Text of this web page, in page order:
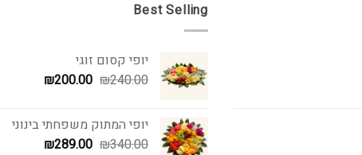
Best Selling
יופי קסום זוגי
₪240.00
המחיר
₪240.00.
₪200.00 המחיר
₪200.00.
יופי המתוק משפחתי בינוני
₪340.00
המחיר ₪289.00 המחיר